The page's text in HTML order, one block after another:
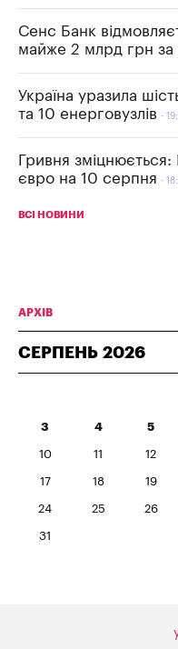
Сенс Банк
майже 2 млрд грн
Україна уразила
та 10 енерговузлів
Гривня
євро на 10 серпня
ВСІ НОВИНИ
АРХІВ
СЕРПЕНЬ 2026
3 4 5
10 11 12
17 18 19
24 25 26
31